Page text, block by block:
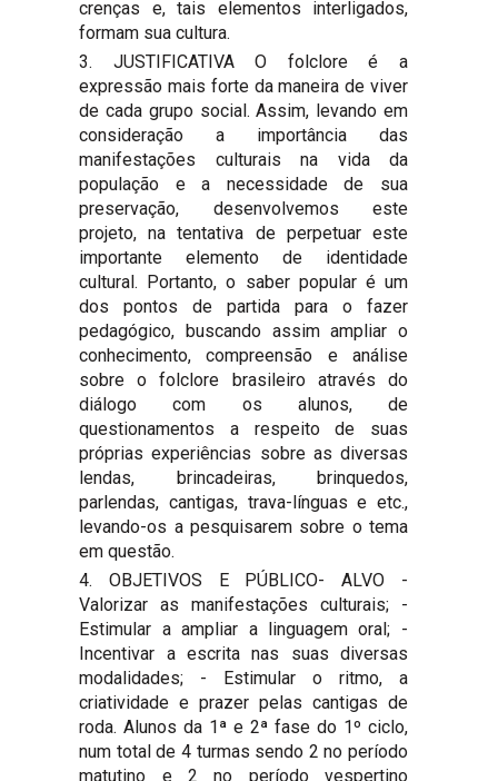
crenças e, tais elementos interligados,
formam sua cultura.
3. JUSTIFICATIVA O folclore é a
expressão mais forte da maneira de viver
de cada grupo social. Assim, levando em
consideração a importância das
manifestações culturais na vida da
população e a necessidade de sua
preservação, desenvolvemos este
projeto, na tentativa de perpetuar este
importante elemento de identidade
cultural. Portanto, o saber popular é um
dos pontos de partida para o fazer
pedagógico, buscando assim ampliar o
conhecimento, compreensão e análise
sobre o folclore brasileiro através do
diálogo com os alunos, de
questionamentos a respeito de suas
próprias experiências sobre as diversas
lendas, brincadeiras, brinquedos,
parlendas, cantigas, trava-línguas e etc.,
levando-os a pesquisarem sobre o tema
em questão.
4. OBJETIVOS E PÚBLICO- ALVO -
Valorizar as manifestações culturais; -
Estimular a ampliar a linguagem oral; -
Incentivar a escrita nas suas diversas
modalidades; - Estimular o ritmo, a
criatividade e prazer pelas cantigas de
roda. Alunos da 1ª e 2ª fase do 1º ciclo,
num total de 4 turmas sendo 2 no período
matutino e 2 no período vespertino